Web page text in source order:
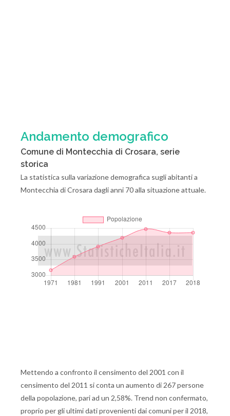
Andamento demografico
Comune di Montecchia di Crosara, serie
storica
La statistica sulla variazione demografica sugli abitanti a
Montecchia di Crosara dagli anni 70 alla situazione attuale.
Mettendo a confronto il censimento del 2001 con il
censimento del 2011 si conta un aumento di 267 persone
della popolazione, pari ad un 2,58%. Trend non confermato,
proprio per gli ultimi dati provenienti dai comuni per il 2018,